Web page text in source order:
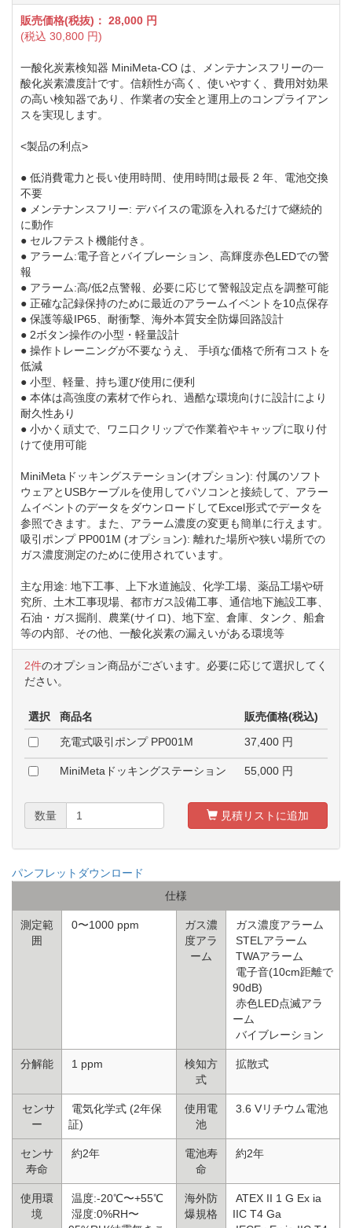
販売価格(税抜)： 28,000 円
(税込 30,800 円)
一酸化炭素検知器 MiniMeta-CO は、メンテナンスフリーの一
酸化炭素濃度計です。信頼性が高く、使いやすく、費用対効果
の高い検知器であり、作業者の安全と運用上のコンプライアン
スを実現します。
<製品の利点>
● 低消費電力と長い使用時間、使用時間は最長 2 年、電池交換
不要
● メンテナンスフリー: デバイスの電源を入れるだけで継続的
に動作
● セルフテスト機能付き。
● アラーム:電子音とバイブレーション、高輝度赤色LEDでの警
報
● アラーム:高/低2点警報、必要に応じて警報設定点を調整可能
● 正確な記録保持のために最近のアラームイベントを10点保存
● 保護等級IP65、耐衝撃、海外本質安全防爆回路設計
● 2ボタン操作の小型・軽量設計
● 操作トレーニングが不要なうえ、 手頃な価格で所有コストを
低減
● 小型、軽量、持ち運び使用に便利
● 本体は高強度の素材で作られ、過酷な環境向けに設計により
耐久性あり
● 小かく頑丈で、ワニ口クリップで作業着やキャップに取り付
けて使用可能
MiniMetaドッキングステーション(オプション): 付属のソフト
ウェアとUSBケーブルを使用してパソコンと接続して、アラー
ムイベントのデータをダウンロードしてExcel形式でデータを
参照できます。また、アラーム濃度の変更も簡単に行えます。
吸引ポンプ PP001M (オプション): 離れた場所や狭い場所での
ガス濃度測定のために使用されています。
主な用途: 地下工事、上下水道施設、化学工場、薬品工場や研
究所、土木工事現場、都市ガス設備工事、通信地下施設工事、
石油・ガス掘削、農業(サイロ)、地下室、倉庫、タンク、船倉
等の内部、その他、一酸化炭素の漏えいがある環境等
2件のオプション商品がございます。必要に応じて選択してく
ださい。
選択 商品名
販売価格(税込)
充電式吸引ポンプ PP001M
37,400 円
MiniMetaドッキングステーション 55,000 円
数量 見積リストに追加
パンフレットダウンロード
仕様
測定範
囲
0〜1000 ppm
ガス濃
度アラ
ーム
ガス濃度アラーム
STELアラーム
TWAアラーム
電子音(10cm距離で
90dB)
赤色LED点滅アラ
ーム
バイブレーション
分解能 1 ppm
検知方
式
拡散式
センサ
ー
電気化学式 (2年保
証)
使用電
池
3.6 Vリチウム電池
センサ
寿命
約2年
電池寿
命
約2年
使用環
境
温度:-20℃〜+55℃
湿度:0%RH〜
海外防
爆規格
ATEX II 1 G Ex ia
IIC T4 Ga